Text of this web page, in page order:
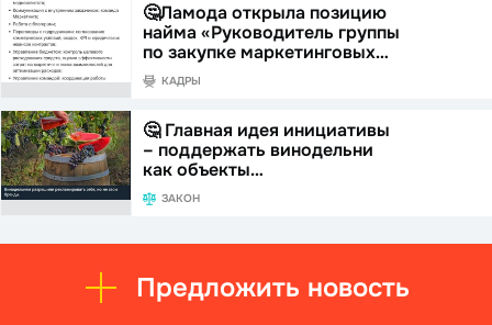
🤔Ламода открыла позицию
найма «Руководитель группы
по закупке маркетинговых…
КАДРЫ
🤔 Главная идея инициативы
– поддержать винодельни
как объекты…
ЗАКОН
Предложить новость